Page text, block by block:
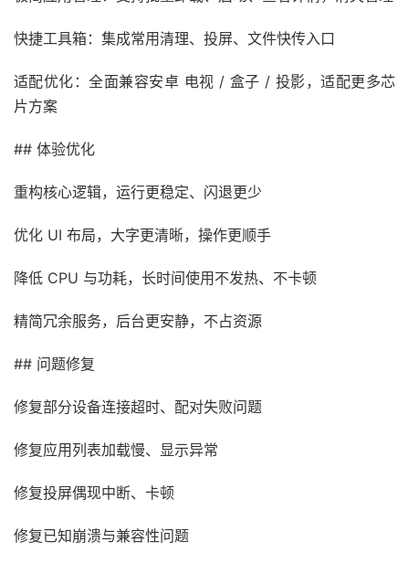
快捷工具箱：集成常用清理、投屏、文件快传入口
适配优化：全面兼容安卓 电视 / 盒子 / 投影，适配更多芯
片方案
## 体验优化
重构核心逻辑，运行更稳定、闪退更少
优化 UI 布局，大字更清晰，操作更顺手
降低 CPU 与功耗，长时间使用不发热、不卡顿
精简冗余服务，后台更安静，不占资源
## 问题修复
修复部分设备连接超时、配对失败问题
修复应用列表加载慢、显示异常
修复投屏偶现中断、卡顿
修复已知崩溃与兼容性问题